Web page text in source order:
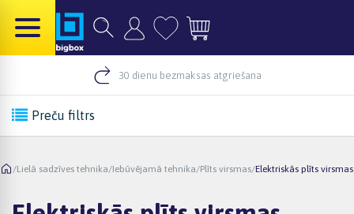
30 dienu bezmaksas atgriešana
Preču filtrs
/Lielā sadzīves tehnika/Iebūvējamā tehnika/Plīts virsmas/Elektriskās plīts virsmas